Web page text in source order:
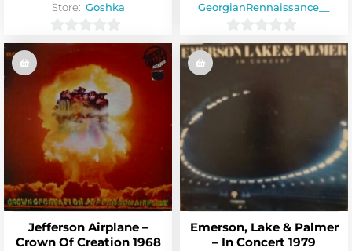
Store: Goshka
0
u
t
o
f
5
GeorgianRennaissance__
0
o
t
Jefferson Airplane –
Crown Of Creation 1968
Emerson, Lake & Palmer
– In Concert 1979